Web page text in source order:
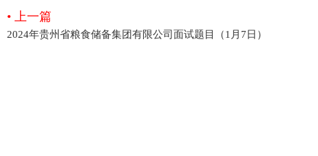
• 上一篇
2024年贵州省粮食储备集团有限公司面试题目（1月7日）